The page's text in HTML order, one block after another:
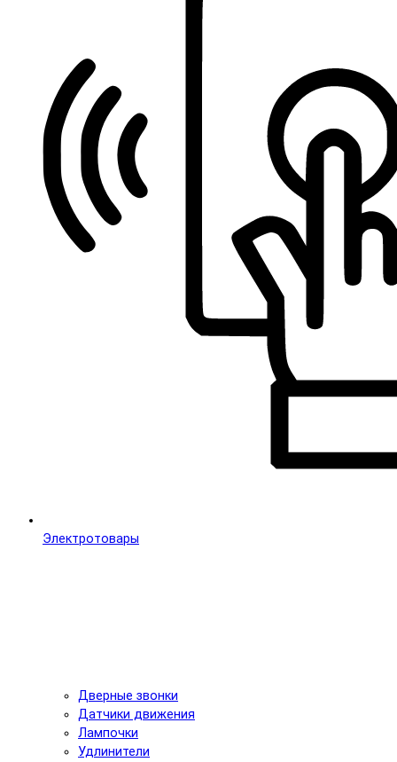
Электротовары
Дверные звонки
Датчики движения
Лампочки
Удлинители